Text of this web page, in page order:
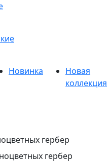
Новинка
Новая
коллекция
гербер